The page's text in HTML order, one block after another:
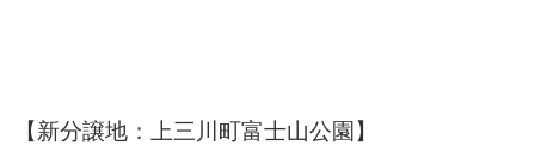
【新分譲地：上三川町富士山公園】